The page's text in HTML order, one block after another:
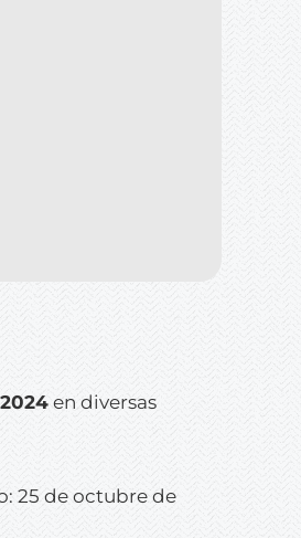
en diversas
25 de octubre de